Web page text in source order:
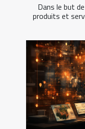
Dans le but
produits et